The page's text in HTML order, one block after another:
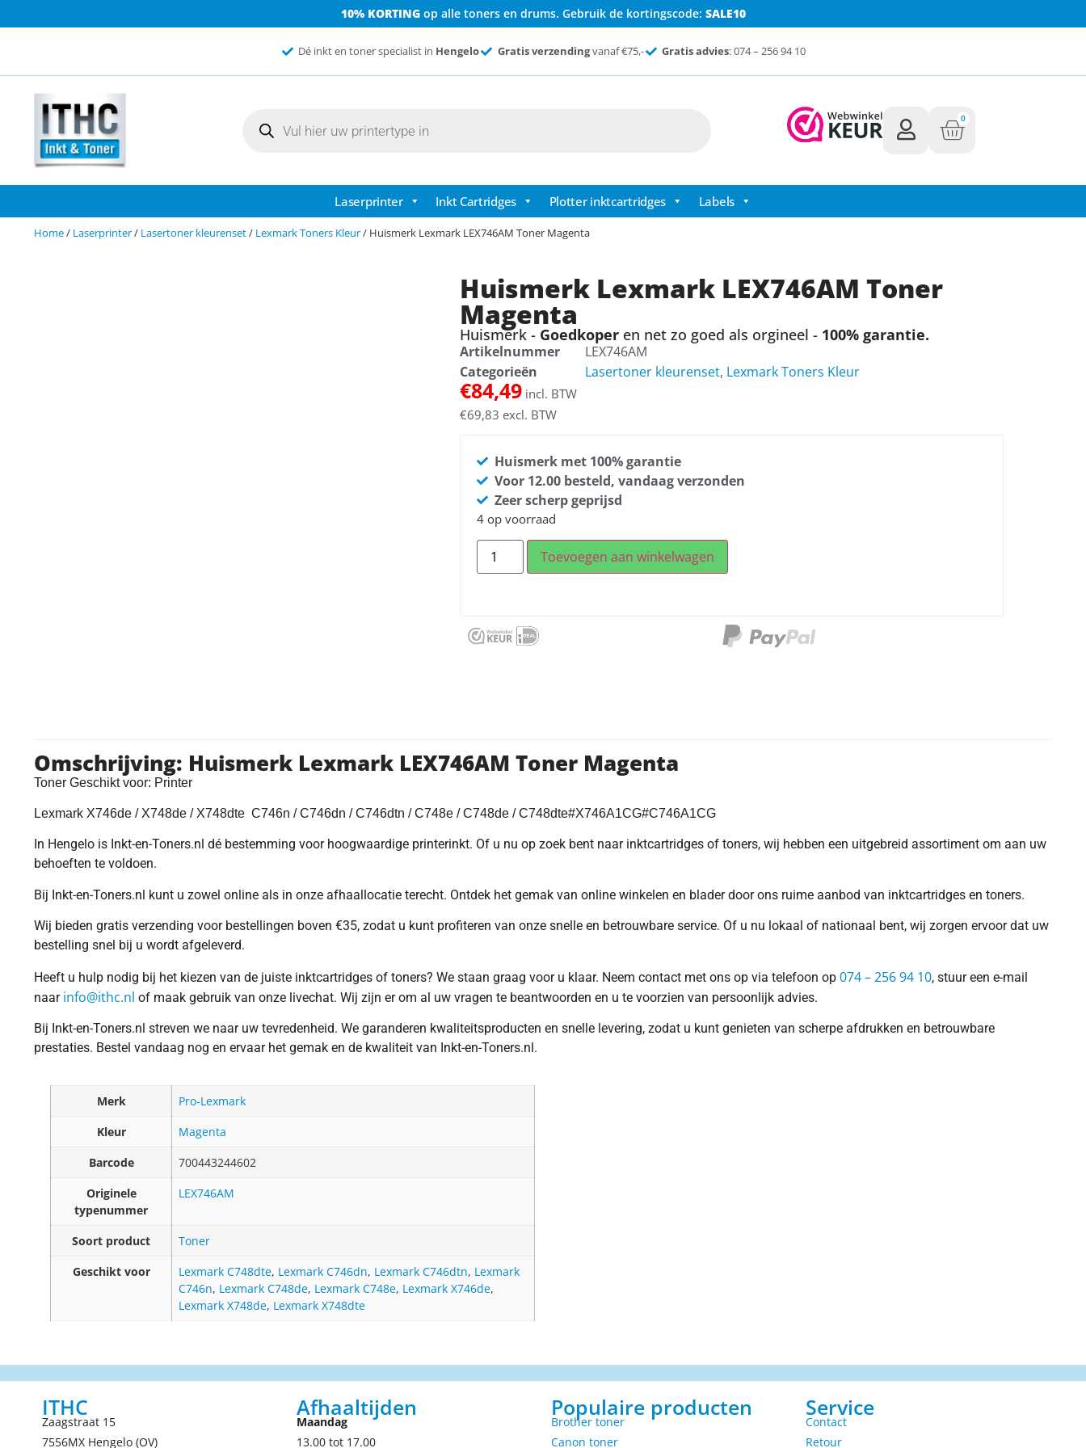
10% KORTINGop alle toners en drums. Gebruik de kortingscode: SALE10
Dé inkt en toner specialist in Hengelo Gratis verzendingvanaf €75,- Gratis advies: 074 – 256 94 10
0
Laserprinter Inkt Cartridges Plotter inktcartridges Labels
Home/ Laserprinter/ Lasertoner kleurenset/ Lexmark Toners Kleur/ Huismerk Lexmark LEX746AM Toner Magenta
Huismerk Lexmark LEX746AM Toner
Magenta
Huismerk - Goedkoperen net zo goed als orgineel - 100% garantie.
Artikelnummer
LEX746AM
Categorieën
Lasertoner kleurenset, Lexmark Toners Kleur
€84,49incl. BTW
€69,83 excl. BTW
Huismerk met 100% garantie
Voor 12.00 besteld, vandaag verzonden
Zeer scherp geprijsd
4 op voorraad
Toevoegen aan winkelwagen
Omschrijving: Huismerk Lexmark LEX746AM Toner Magenta
Toner Geschikt voor: Printer
Lexmark X746de / X748de / X748dte C746n / C746dn / C746dtn / C748e / C748de / C748dte#X746A1CG#C746A1CG
In Hengelo is Inkt-en-Toners.nl dé bestemming voor hoogwaardige printerinkt. Of u nu op zoek bent naar inktcartridges of toners, wij hebben een uitgebreid assortiment om aan uw
behoeften te voldoen.
Bij Inkt-en-Toners.nl kunt u zowel online als in onze afhaallocatie terecht. Ontdek het gemak van online winkelen en blader door ons ruime aanbod van inktcartridges en toners.
Wij bieden gratis verzending voor bestellingen boven €35, zodat u kunt profiteren van onze snelle en betrouwbare service. Of u nu lokaal of nationaal bent, wij zorgen ervoor dat uw
bestelling snel bij u wordt afgeleverd.
Heeft u hulp nodig bij het kiezen van de juiste inktcartridges of toners? We staan graag voor u klaar. Neem contact met ons op via telefoon op 074 – 256 94 10, stuur een e-mail
naar info@ithc.nl of maak gebruik van onze livechat. Wij zijn er om al uw vragen te beantwoorden en u te voorzien van persoonlijk advies.
Bij Inkt-en-Toners.nl streven we naar uw tevredenheid. We garanderen kwaliteitsproducten en snelle levering, zodat u kunt genieten van scherpe afdrukken en betrouwbare
prestaties. Bestel vandaag nog en ervaar het gemak en de kwaliteit van Inkt-en-Toners.nl.
Merk
Pro-Lexmark
Kleur
Magenta
Barcode
700443244602
Originele
typenummer
LEX746AM
Soort product
Toner
Geschikt voor
Lexmark C748dte, Lexmark C746dn, Lexmark C746dtn, Lexmark
C746n, Lexmark C748de, Lexmark C748e, Lexmark X746de,
Lexmark X748de, Lexmark X748dte
ITHC
Zaagstraat 15
7556MX Hengelo (OV)
Afhaaltijden
Maandag
13.00 tot 17.00
Populaire producten
Brother toner
Canon toner
Service
Contact
Retour